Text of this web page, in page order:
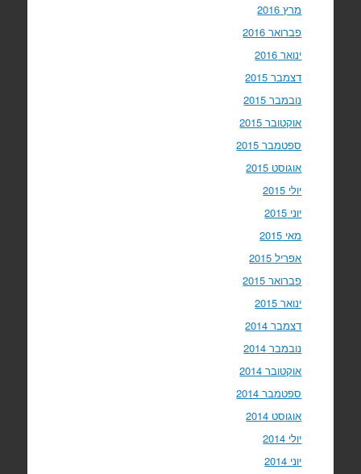
מרץ 2016
פברואר 2016
ינואר 2016
דצמבר 2015
נובמבר 2015
אוקטובר 2015
ספטמבר 2015
אוגוסט 2015
יולי 2015
יוני 2015
מאי 2015
אפריל 2015
פברואר 2015
ינואר 2015
דצמבר 2014
נובמבר 2014
אוקטובר 2014
ספטמבר 2014
אוגוסט 2014
יולי 2014
יוני 2014